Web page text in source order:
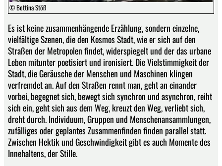
© Bettina Stöß
Es ist keine zusammenhängende Erzählung, sondern einzelne,
vielfältige Szenen, die den Kosmos Stadt, wie er sich auf den
Straßen der Metropolen findet, widerspiegelt und der das urbane
Leben mitunter poetisiert und ironisiert. Die Vielstimmigkeit der
Stadt, die Geräusche der Menschen und Maschinen klingen
verfremdet an. Auf den Straßen rennt man, geht an einander
vorbei, begegnet sich, bewegt sich synchron und asynchron, reiht
sich ein, geht sich aus dem Weg, kreuzt den Weg, verliebt sich,
dreht durch. Individuum, Gruppen und Menschenansammlungen,
zufälliges oder geplantes Zusammenfinden finden parallel statt.
Zwischen Hektik und Geschwindigkeit gibt es auch Momente des
Innehaltens, der Stille.